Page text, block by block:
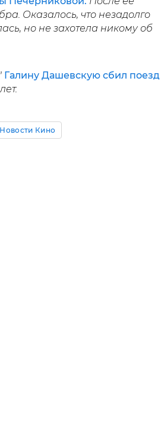
Оказалось, что незадолго
но не захотела никому об
Галину Дашевскую сбил поезд
Новости Кино